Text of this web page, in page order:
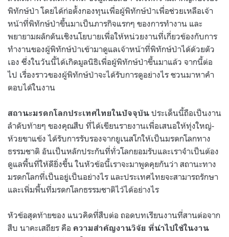
พิทักษ์ป่า โดยได้ก่อตั้งกองทุนเพื่อผู้พิทักษ์ป่าเพื่อช่วยเหลือเจ้า
หน้าที่พิทักษ์ป่าขึ้นมาเป็นภารกิจแรกๆ ของการทำงาน และ
พยายามผลักดันเชิงนโยบายเพื่อให้หน่วยงานที่เกี่ยวข้องกับการ
ทำงานของผู้พิทักษ์ป่าเข้ามาดูแลเจ้าหน้าที่พิทักษ์ป่าได้ด้วยตัว
เอง ซึ่งในวันนี้ได้เกิดมูลนิธิเพื่อผู้พิทักษ์ป่าขึ้นมาแล้ว จากนี้ต่อ
ไป เรื่องราวของผู้พิทักษ์ป่าจะได้รับการดูอย่างไร ชวนมาหาคำ
ตอบได้ในงาน
สถานะมรดกโลกประเทศไทยในปัจจุบัน ประเด็นนี้ถือเป็นงาน
ลำดับท้ายๆ ของคุณสืบ ที่ได้เขียนรายงานเพื่อเสนอให้ทุ่งใหญ่-
ห้วยขาแข้ง ได้รับการรับรองจากยูเนสโกให้เป็นมรดกโลกทาง
ธรรมชาติ อันเป็นหลักประกันที่ทั่วโลกยอมรับและเราจำเป็นต้อง
ดูแลพื้นที่ให้ดียิ่งขึ้น ในหัวข้อนี้เราจะมาพูดคุยกันว่า สถานะทาง
มรดกโลกที่เป็นอยู่เป็นอย่างไร และประเทศไทยจะสามารถรักษา
และเพิ่มพื้นที่มรดกโลกธรรมชาติไว้ได้อย่างไร
หัวข้อสุดท้ายของ แนวคิดที่สืบต่อ ถอดบทเรียนงานที่สานต่อจาก
สืบ นาคะเสถียร คือ ความสำคัญงานวิจัย ที่นำไปใช้ในงาน